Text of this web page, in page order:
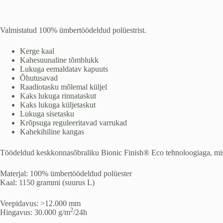
Valmistatud 100% ümbertöödeldud polüestrist.
Kerge kaal
Kahesuunaline tõmblukk
Lukuga eemaldatav kapuuts
Õhutusavad
Raadiotasku mõlemal küljel
Kaks lukuga rinnataskut
Kaks lukuga küljetaskut
Lukuga sisetasku
Krõpsuga reguleeritavad varrukad
Kahekihiline kangas
Töödeldud keskkonnasõbraliku Bionic Finish® Eco tehnoloogiaga,
Materjal: 100% ümbertöödeldud polüester
Kaal: 1150 grammi (suurus L)
Veepidavus: >12.000 mm
Hingavus: 30.000 g/m2/24h